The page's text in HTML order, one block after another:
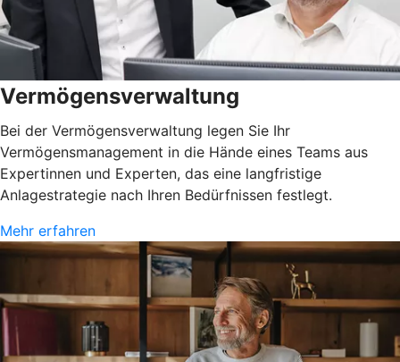
Vermögensverwaltung
Bei der Vermögensverwaltung legen Sie Ihr
Vermögensmanagement in die Hände eines Teams aus
Expertinnen und Experten, das eine langfristige
Anlagestrategie nach Ihren Bedürfnissen festlegt.
Mehr erfahren